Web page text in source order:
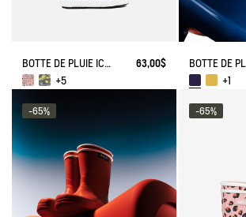
BOTTE DE PLUIE ICONIQUE LOLLY POP PLAY
63,00$
+5
+1
-65% -65%